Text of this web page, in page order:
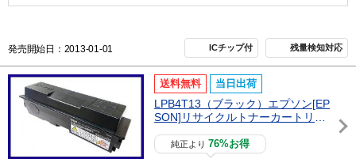
発売開始日：2013-01-01 ICチップ付 残量検知対応
送料無料 当日出荷
LPB4T13（ブラック）エプソン[EP
SON]リサイクルトナーカートリッ
純正より 76%お得